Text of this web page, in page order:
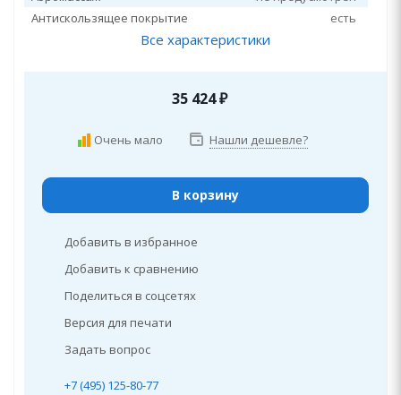
Антискользящее покрытие
есть
Все характеристики
35 424₽
Очень мало Нашли дешевле?
В корзину
Добавить в избранное
Добавить к сравнению
Поделиться в соцсетях
Версия для печати
Задать вопрос
+7 (495) 125-80-77